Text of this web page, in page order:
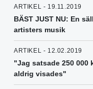
ARTIKEL - 19.11.2019
BÄST JUST NU: En
artisters musik
ARTIKEL - 12.02.2019
"Jag satsade 250 000
aldrig visades"